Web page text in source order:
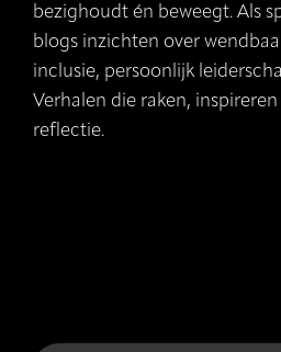
bezighoudt én beweegt. Als
blogs inzichten over
inclusie, persoonlijk
Verhalen die raken,
reflectie.